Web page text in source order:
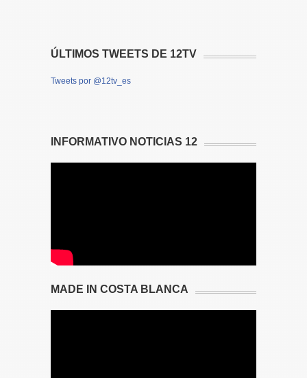
ÚLTIMOS TWEETS DE 12TV
Tweets por @12tv_es
INFORMATIVO NOTICIAS 12
MADE IN COSTA BLANCA